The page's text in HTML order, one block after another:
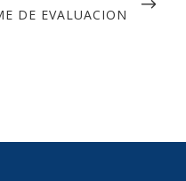
DE EVALUACION